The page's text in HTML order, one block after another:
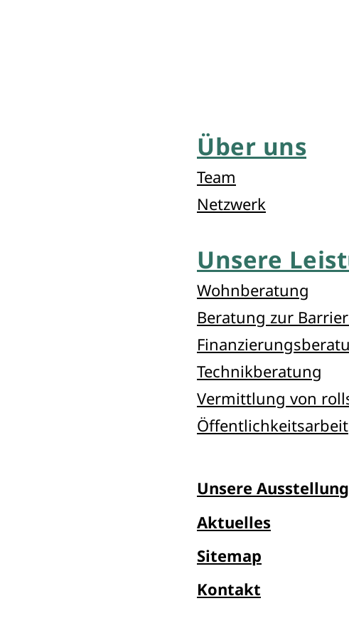
Über uns
Team
Netzwerk
Unsere
Wohnberatung
Beratung zur
Technikberatung
Vermittlung von
Öffentlichkeitsarbeit
Unsere Ausstellung
Aktuelles
Sitemap
Kontakt